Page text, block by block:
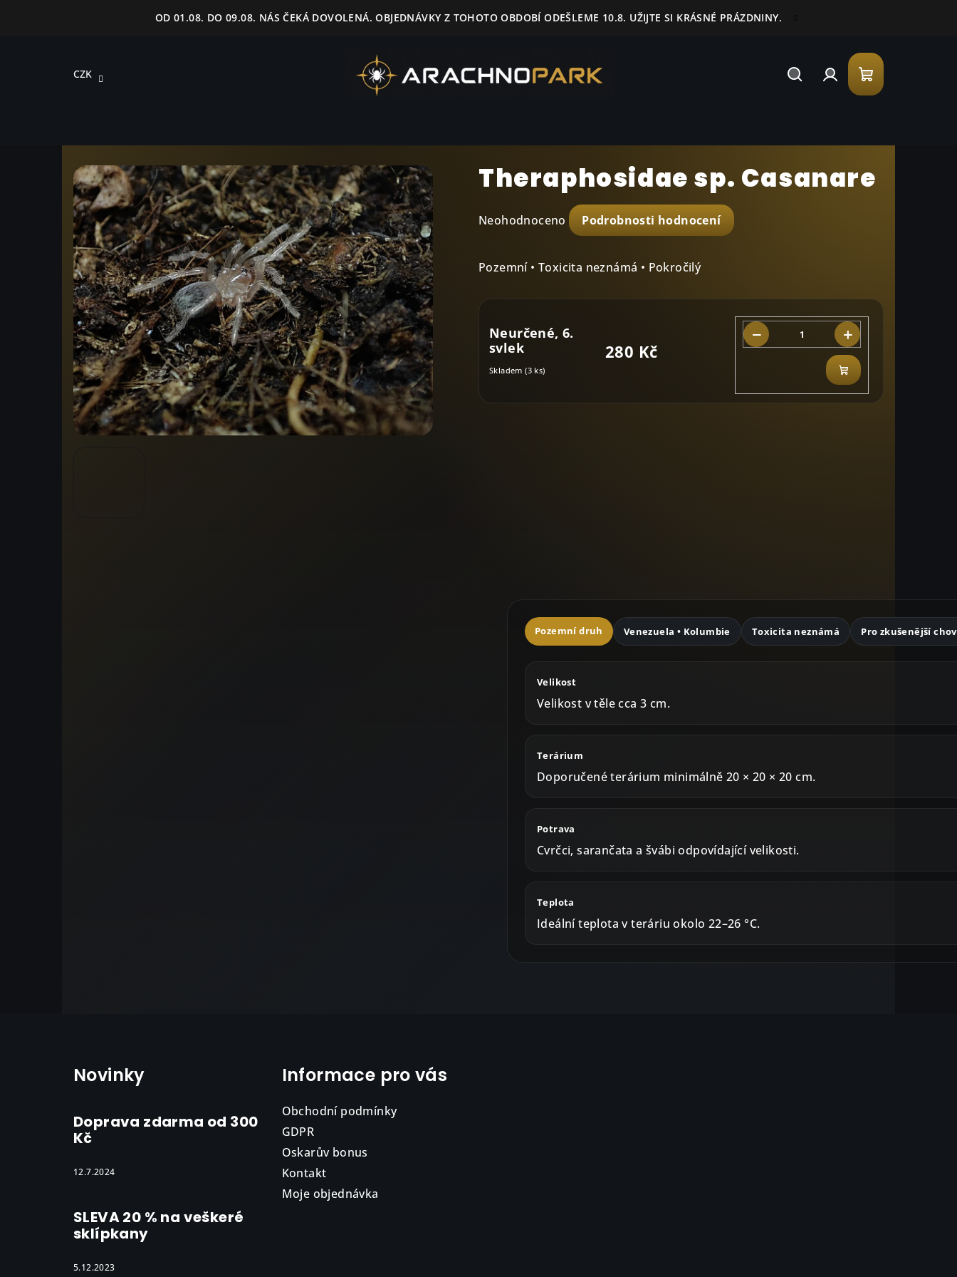
OD 01.08. DO 09.08. NÁS ČEKÁ DOVOLENÁ. OBJEDNÁVKY Z TOHOTO OBDOBÍ ODEŠLEME 10.8. UŽIJTE SI KRÁSNÉ PRÁZDNINY.
CZK
PřihlášeníNákupní
Theraphosidae sp. Casanare
Průměrné
hodnocení
je
hvězdiček.
Neohodnoceno Podrobnosti hodnocení
Pozemní • Toxicita neznámá • Pokročilý
Neurčené, 6.
svlek
Skladem(3 ks)
280 Kč
+
−
Do
košíku
Pozemní druh Venezuela • Kolumbie Toxicita neznámá Pro zkušenější
Velikost
Velikost v těle cca 3 cm.
Terárium
Doporučené terárium minimálně 20 × 20 × 20 cm.
Potrava
Cvrčci, sarančata a švábi odpovídající velikosti.
Teplota
Ideální teplota v teráriu okolo 22–26 °C.
Novinky
Doprava zdarma od 300
Kč
12.7.2024
SLEVA 20 % na veškeré
sklípkany
5.12.2023
Informace pro vás
Obchodní podmínky
GDPR
Oskarův bonus
Kontakt
Moje objednávka